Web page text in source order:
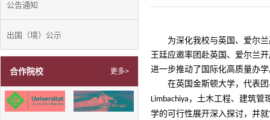
公告通知
出国（境）公示
合作院校 更多>
为深化我校与英国、爱尔
王廷应邀率团赴英国、爱尔兰
进一步推动了国际化高质量办
在英国金斯顿大学，代表
Limbachiya， 土木工程、建筑管
学的可行性展开深入探讨，并